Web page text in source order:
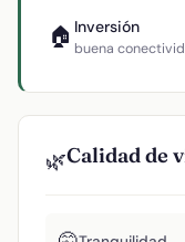
🏠 Inversión
buena
🌿Calidad de